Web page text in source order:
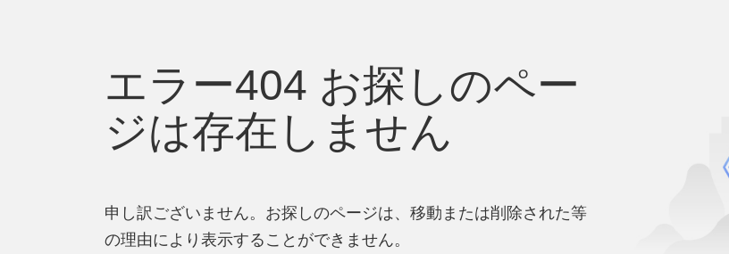
エラー404 お探しのペー
ジは存在しません
申し訳ございません。お探しのページは、移動または削除された等
の理由により表示することができません。